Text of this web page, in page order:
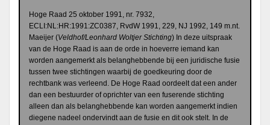
Hoge Raad 25 oktober 1991, nr. 7932,
ECLI:NL:HR:1991:ZC0387, RvdW 1991, 229, NJ 1992, 149 m.nt.
Maeijer (Veldhof/Leonhard Woltjer Stichting) In deze uitspraak
van de Hoge Raad is aan de orde in hoeverre iemand kan
worden aangemerkt als belanghebbende bij een juridische fusie
tussen twee stichtingen waarbij de goedkeuring door de
rechtbank was verleend. De Hoge Raad oordeelt dat een ander
dan een bestuurder of oprichter van een fuserende stichting
alleen dan als belanghebbende kan worden aangemerkt indien
diegene nadeel ondervindt aan de fusie en dit ook stelt. In de